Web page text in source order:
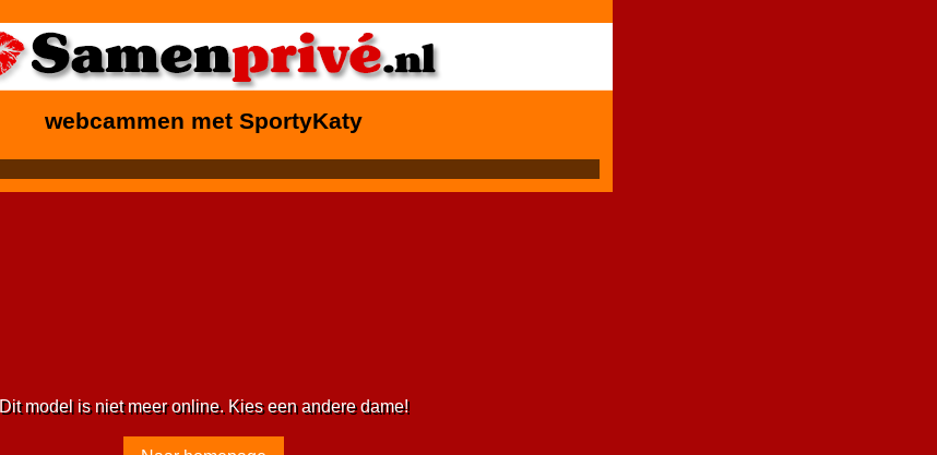
webcammen met SportyKaty
Dit model is niet meer online. Kies een andere dame!